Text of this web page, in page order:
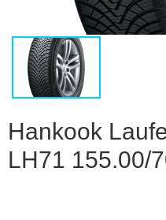
КОНТАКТЫ
Избранное
Сравнение
Личный кабинет
Hankook
LH71 155.00/